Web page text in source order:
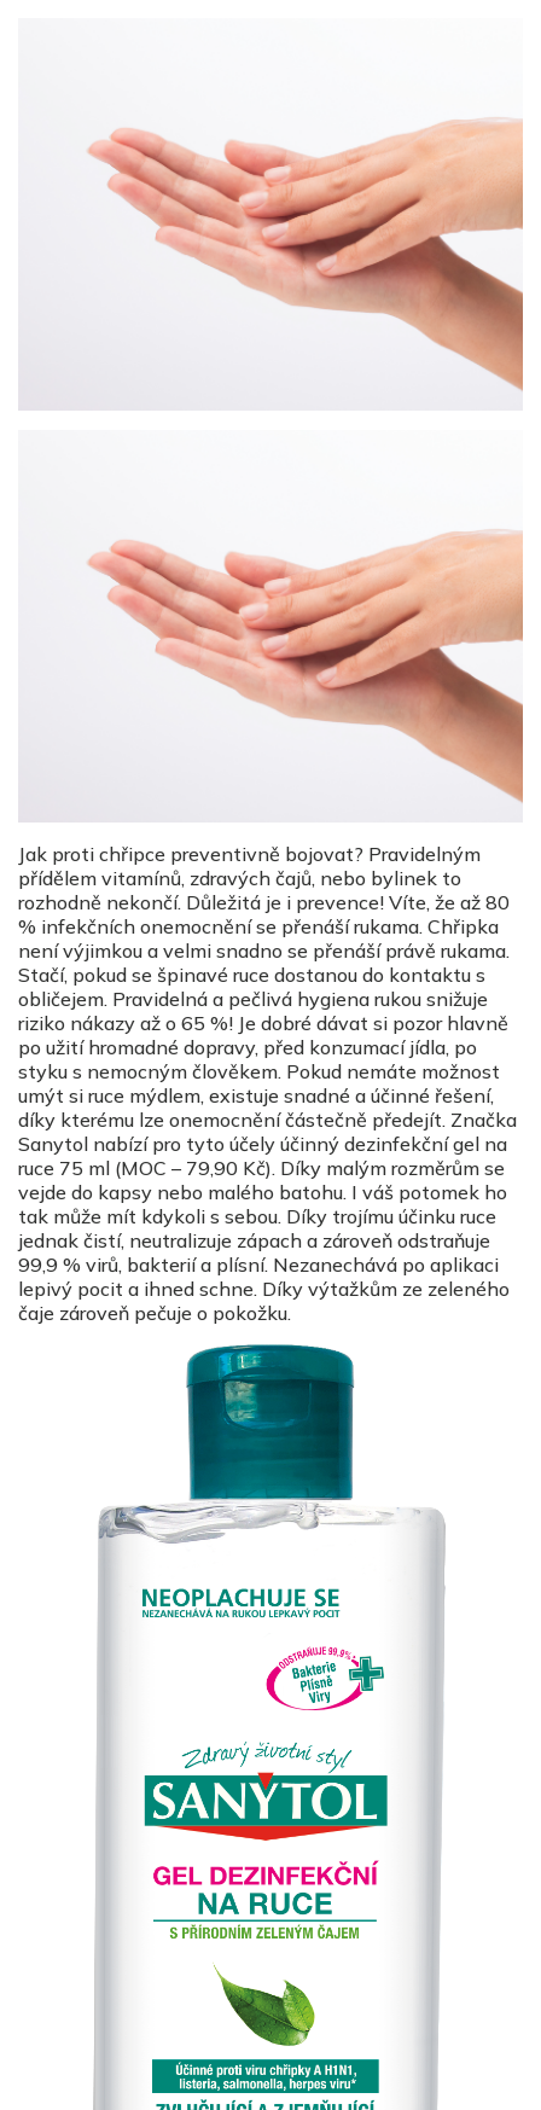
Jak proti chřipce preventivně bojovat? Pravidelným
přídělem vitamínů, zdravých čajů, nebo bylinek to
rozhodně nekončí. Důležitá je i prevence! Víte, že až 80
% infekčních onemocnění se přenáší rukama. Chřipka
není výjimkou a velmi snadno se přenáší právě rukama.
Stačí, pokud se špinavé ruce dostanou do kontaktu s
obličejem. Pravidelná a pečlivá hygiena rukou snižuje
riziko nákazy až o 65 %! Je dobré dávat si pozor hlavně
po užití hromadné dopravy, před konzumací jídla, po
styku s nemocným člověkem. Pokud nemáte možnost
umýt si ruce mýdlem, existuje snadné a účinné řešení,
díky kterému lze onemocnění částečně předejít. Značka
Sanytol nabízí pro tyto účely účinný dezinfekční gel na
ruce 75 ml (MOC – 79,90 Kč). Díky malým rozměrům se
vejde do kapsy nebo malého batohu. I váš potomek ho
tak může mít kdykoli s sebou. Díky trojímu účinku ruce
jednak čistí, neutralizuje zápach a zároveň odstraňuje
99,9 % virů, bakterií a plísní. Nezanechává po aplikaci
lepivý pocit a ihned schne. Díky výtažkům ze zeleného
čaje zároveň pečuje o pokožku.